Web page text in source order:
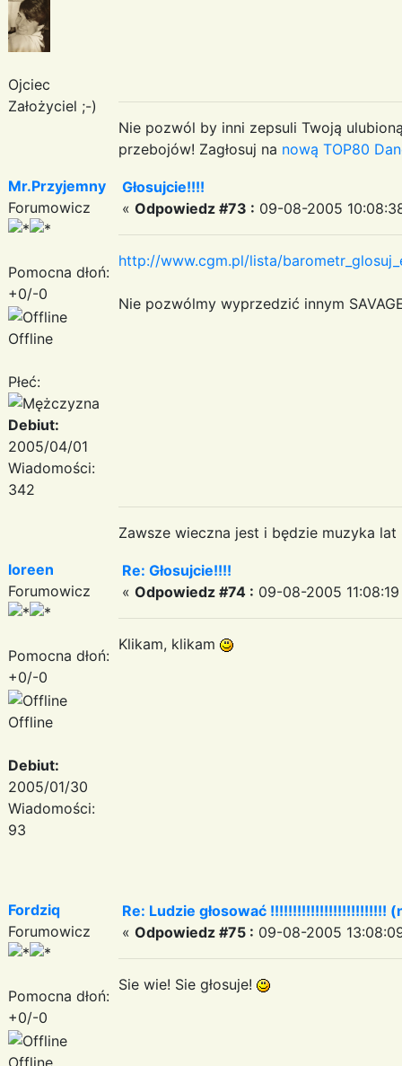
Ojciec
Założyciel ;-)
Nie pozwól by inni zepsuli Twoją
przebojów! Zagłosuj na nową TOP80
Mr.Przyjemny
Forumowicz
Pomocna dłoń:
+0/-0
Offline
Płeć:
Debiut:
2005/04/01
Wiadomości:
342
Głosujcie!!!!
« Odpowiedz #73 : 09-08-2005
http://www.cgm.pl/lista/
Nie pozwólmy wyprzedzić innym
Zawsze wieczna jest i będzie muzyka
loreen
Forumowicz
Pomocna dłoń:
+0/-0
Offline
Debiut:
2005/01/30
Wiadomości:
93
Re: Głosujcie!!!!
« Odpowiedz #74 : 09-08-2005
Klikam, klikam
Fordziq
Forumowicz
Pomocna dłoń:
+0/-0
Offline
Re: Ludzie głosować !!!!!!!!!!!!!!!!!!!!!!!!!!
« Odpowiedz #75 : 09-08-2005
Sie wie! Sie głosuje!